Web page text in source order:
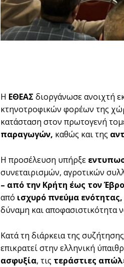
Η ΕΘΕΑΣ διοργάνωσε ανοιχτή
κτηνοτροφικών φορέων της
κατάσταση στον πρωτογενή
παραγωγών, καθώς και της
Η προσέλευση υπήρξε
συνεταιρισμών, αγροτικών
– από την Κρήτη έως τον
από ισχυρό πνεύμα
δύναμη και αποφασιστικότητα
Κατά τη διάρκεια της
επικρατεί στην ελληνική
ασφυξία, τις τεράστιες